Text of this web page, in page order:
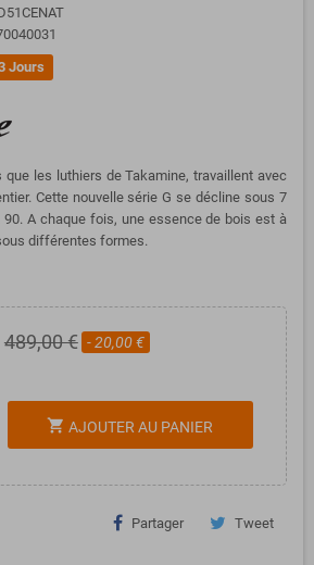
Jours
les luthiers de Takamine, travaillent avec
Cette nouvelle série G se décline sous 7
A chaque fois, une essence de bois est à
différentes formes.
489,00 € - 20,00 €
shopping_cart AJOUTER AU PANIER
Partager Tweet